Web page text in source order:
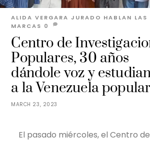
MARCH 23, 2023
Centro de
Populares, 30 años
dándole voz y
a la Venezuela popular
ALIDA VERGARA JURADO HABLAN LAS
MARCAS 0
El pasado miércoles, el Centro de